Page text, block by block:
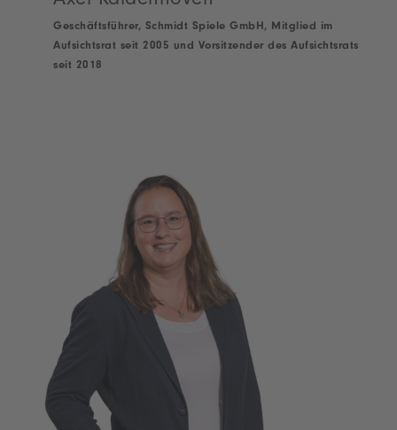
Geschäftsführer, Schmidt Spiele GmbH, Mitglied im
Aufsichtsrat seit 2005 und Vorsitzender des Aufsichtsrats
seit 2018